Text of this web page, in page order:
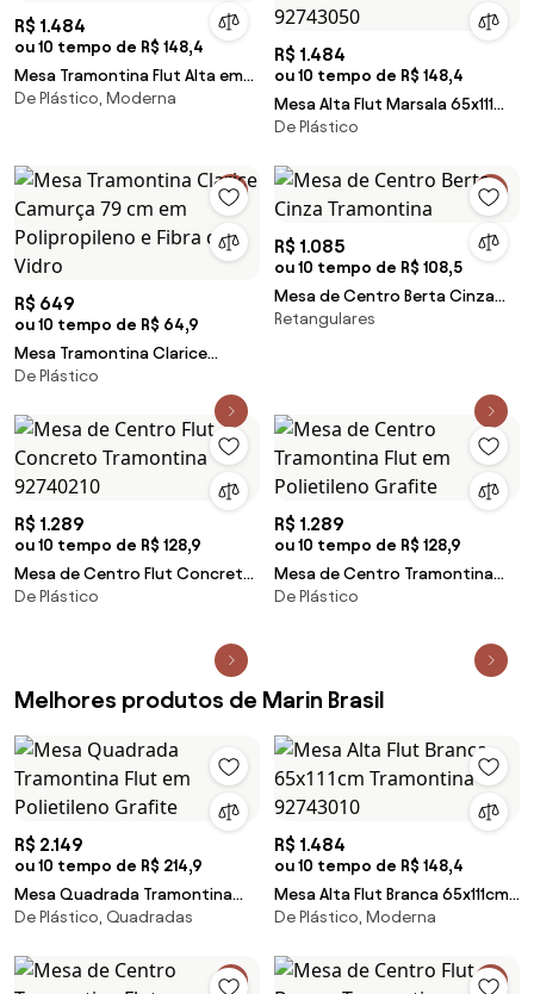
R$ 1.484
ou 10 tempo de R$ 148,4
Mesa Tramontina Flut Alta em
Polietileno Grafite
De Plástico, Moderna
R$ 1.484
ou 10 tempo de R$ 148,4
Mesa Alta Flut Marsala 65x111
cm Tramontina 92743050
De Plástico
R$ 649
ou 10 tempo de R$ 64,9
Mesa Tramontina Clarice
Camurça 79 cm em
Polipropileno e Fibra de Vidro
De Plástico
R$ 1.085
ou 10 tempo de R$ 108,5
Mesa de Centro Berta Cinza
Tramontina
Retangulares
R$ 1.289
ou 10 tempo de R$ 128,9
Mesa de Centro Flut Concreto
Tramontina 92740210
De Plástico
R$ 1.289
ou 10 tempo de R$ 128,9
Mesa de Centro Tramontina
Flut em Polietileno Grafite
De Plástico
Melhores produtos de Marin Brasil
R$ 2.149
ou 10 tempo de R$ 214,9
Mesa Quadrada Tramontina
Flut em Polietileno Grafite
De Plástico, Quadradas
R$ 1.484
ou 10 tempo de R$ 148,4
Mesa Alta Flut Branca 65x111cm
Tramontina 92743010
De Plástico, Moderna